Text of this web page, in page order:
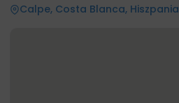
Calpe, Costa Blanca, Hiszpania